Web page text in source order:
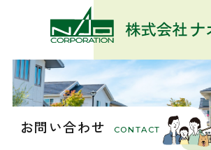
お問い合わせ CONTACT